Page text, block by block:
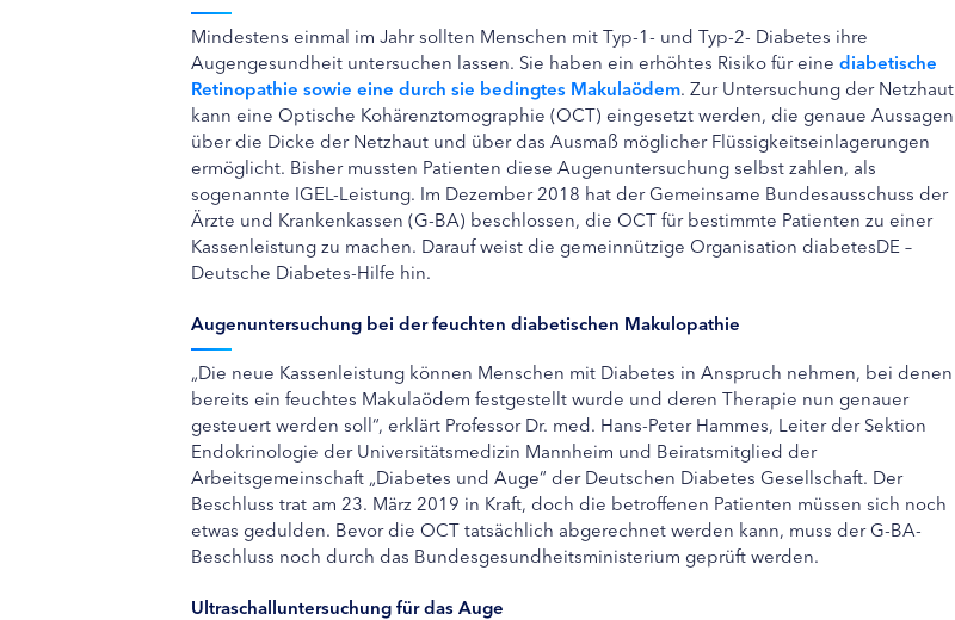
Mindestens einmal im Jahr sollten Menschen mit Typ-1- und Typ-2- Diabetes ihre
Augengesundheit untersuchen lassen. Sie haben ein erhöhtes Risiko für eine diabetische
Retinopathie sowie eine durch sie bedingtes Makulaödem. Zur Untersuchung der Netzhaut
kann eine Optische Kohärenztomographie (OCT) eingesetzt werden, die genaue Aussagen
über die Dicke der Netzhaut und über das Ausmaß möglicher Flüssigkeitseinlagerungen
ermöglicht. Bisher mussten Patienten diese Augenuntersuchung selbst zahlen, als
sogenannte IGEL-Leistung. Im Dezember 2018 hat der Gemeinsame Bundesausschuss der
Ärzte und Krankenkassen (G-BA) beschlossen, die OCT für bestimmte Patienten zu einer
Kassenleistung zu machen. Darauf weist die gemeinnützige Organisation diabetesDE –
Deutsche Diabetes-Hilfe hin.
Augenuntersuchung bei der feuchten diabetischen Makulopathie
„Die neue Kassenleistung können Menschen mit Diabetes in Anspruch nehmen, bei denen
bereits ein feuchtes Makulaödem festgestellt wurde und deren Therapie nun genauer
gesteuert werden soll“, erklärt Professor Dr. med. Hans-Peter Hammes, Leiter der Sektion
Endokrinologie der Universitätsmedizin Mannheim und Beiratsmitglied der
Arbeitsgemeinschaft „Diabetes und Auge“ der Deutschen Diabetes Gesellschaft. Der
Beschluss trat am 23. März 2019 in Kraft, doch die betroffenen Patienten müssen sich noch
etwas gedulden. Bevor die OCT tatsächlich abgerechnet werden kann, muss der G-BA-
Beschluss noch durch das Bundesgesundheitsministerium geprüft werden.
Ultraschalluntersuchung für das Auge